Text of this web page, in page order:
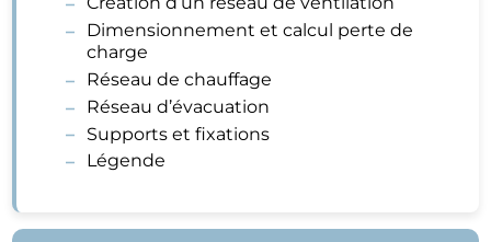
Dimensionnement et calcul perte de
charge
Réseau de chauffage
Réseau d’évacuation
Supports et fixations
Légende